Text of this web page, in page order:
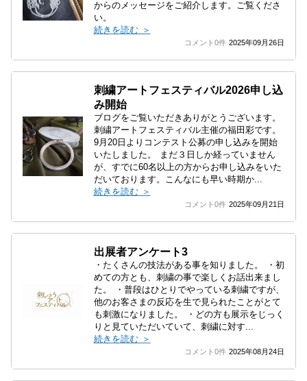
からのメッセージをご紹介します。ご覧くださ
い。
続きを読む ＞
コメント0件 2025年09月26日
刺繍アートフェスティバル2026申し込
み開始
ブログをご覧いただきありがとうございます。
刺繍アートフェスティバル主催の福田彩です。
9月20日よりコンテスト公募の申し込みを開始
いたしました。 まだ３日しか経っていません
が、すでに60名以上の方からお申し込みをいた
だいております。こんなにも早い時期か...
続きを読む ＞
コメント0件 2025年09月21日
出展者アンケート3
・たくさんの技法がある事を知りました。 ・初
めての方とも、刺繍の事で楽しくお話出来まし
た。 ・普段はひとりでやっている刺繍ですが、
他のお客さまの反応を生で見られたことがとて
も刺激になりました。 ・どの方も展示をじっく
りと見ていただいていて、刺繍に対す...
続きを読む ＞
コメント0件 2025年08月24日